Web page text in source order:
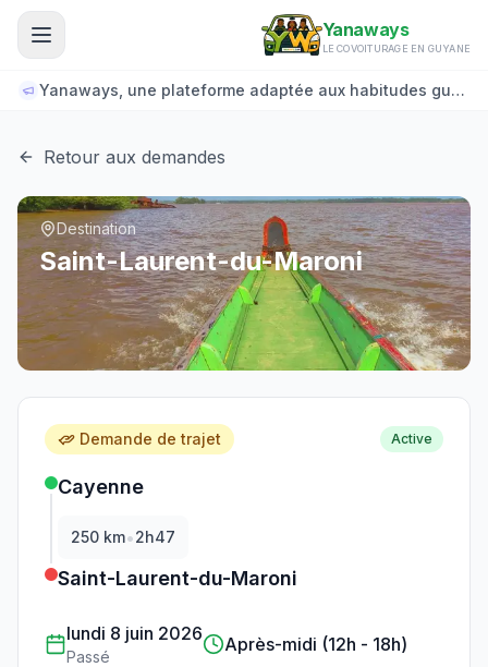
Aller au contenu principal
Yanaways
LE COVOITURAGE EN GUYANE
Yanaways, une plateforme adaptée aux habitudes guyanaises.
Retour aux demandes
Destination
Saint-Laurent-du-Maroni
Demande de trajet Active
Cayenne
250 km•2h47
Saint-Laurent-du-Maroni
lundi 8 juin 2026
Passé
Après-midi (12h - 18h)